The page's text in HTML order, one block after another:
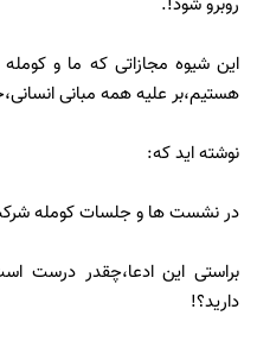
روبرو شود!.
این شیوه مجازاتی که ما و کومله
هستیم،بر علیه همه مبانی
نوشته اید که:
در نشست ها و جلسات کومله
براستی این ادعا،چقدر درست
دارید؟!